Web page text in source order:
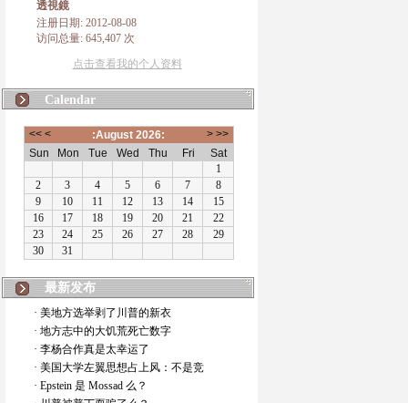
透視鏡
注册日期: 2012-08-08
访问总量: 645,407 次
点击查看我的个人资料
Calendar
最新发布
· 美地方选举剥了川普的新衣
· 地方志中的大饥荒死亡数字
· 李杨合作真是太幸运了
· 美国大学左翼思想占上风：不是竞
· Epstein 是 Mossad 么？